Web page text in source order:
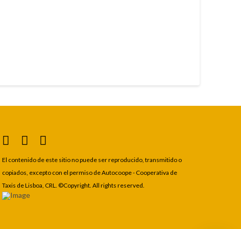
El contenido de este sitio no puede ser reproducido, transmitido o
copiados, excepto con el permiso de Autocoope - Cooperativa de
Taxis de Lisboa, CRL. ©Copyright. All rights reserved.